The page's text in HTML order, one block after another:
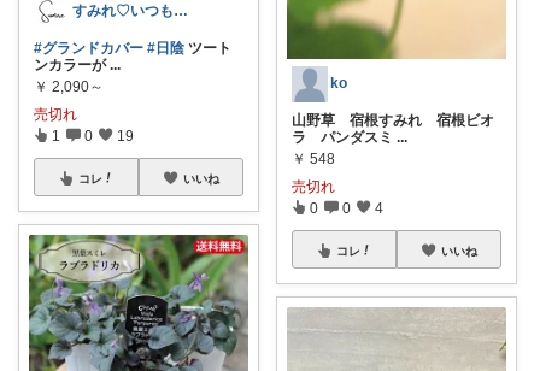
すみれ♡いつもありがとう😌
#グランドカバー #日陰 ツート
ンカラーが ...
￥ 2,090～
売切れ
1 0 19
コレ いいね
ko
山野草 宿根すみれ 宿根ビオ
ラ パンダスミ ...
￥ 548
売切れ
0 0 4
コレ いいね